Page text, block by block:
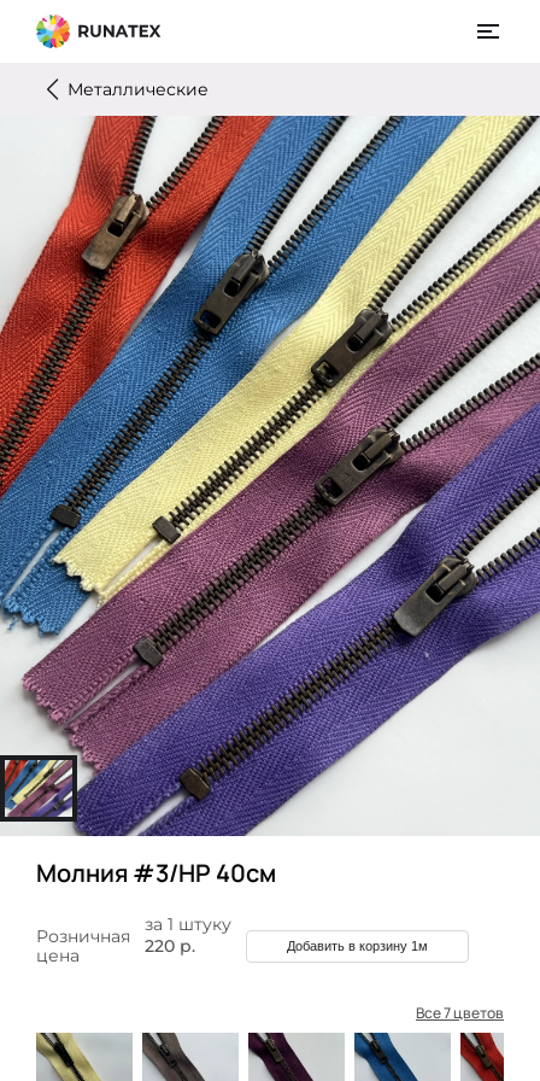
Металлические
Молния #3/НР 40см
за 1 штуку
Розничная
цена
220 р. Добавить в корзину 1м
Все 7 цветов